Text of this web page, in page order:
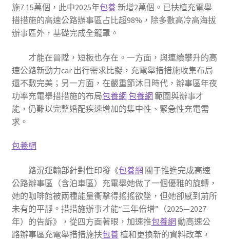
施7.15萬個，此中2025年包養新增2萬個。已扶植充電舉
措措施的高速公路辦事區占比超98%，除多數高冷高海拔
辦事區外，基礎完成全籠罩。
才能在晉陞，短板也存在。一方面，與連續攀升的高
速公路新動力car 出行需求比擬，充電舉措措施收集布局
還不敷完美；另一方面，在嚴重節沐日時代，辦事區年夜
功率充電舉措措施的布局包養網 包養網 範圍與辦事才
能，仍難以完整婚配疾速增加的集中性、緊急性充電需
求。
包養網
路況運輸部針對性印發《包養網 關于推進完成高速
公路辦事區（含泊車區）充電舉她做了一個優雅的旋轉，
她的咖啡館被兩種能量衝擊得搖搖欲墜，但她卻感到前所
未有的平靜。措措施辦事才能“三年倍增”（2025—2027
年）的告訴》，從四方面著眼，加速推包養網 動高速公
路辦事區充電舉措措施扶包養植和更換新的資料改革，